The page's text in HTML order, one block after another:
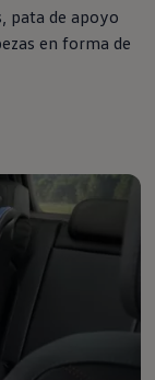
pata de apoyo
en forma de